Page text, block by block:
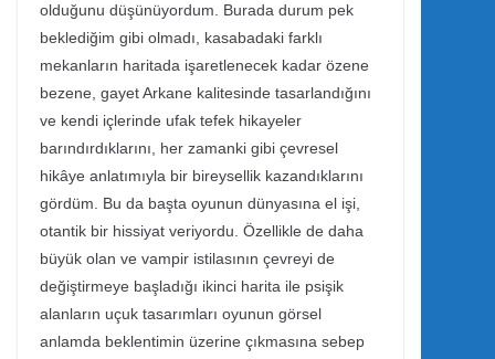
olduğunu düşünüyordum. Burada durum pek
beklediğim gibi olmadı, kasabadaki farklı
mekanların haritada işaretlenecek kadar özene
bezene, gayet Arkane kalitesinde tasarlandığını
ve kendi içlerinde ufak tefek hikayeler
barındırdıklarını, her zamanki gibi çevresel
hikâye anlatımıyla bir bireysellik kazandıklarını
gördüm. Bu da başta oyunun dünyasına el işi,
otantik bir hissiyat veriyordu. Özellikle de daha
büyük olan ve vampir istilasının çevreyi de
değiştirmeye başladığı ikinci harita ile psişik
alanların uçuk tasarımları oyunun görsel
anlamda beklentimin üzerine çıkmasına sebep